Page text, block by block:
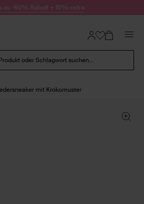
zu -60% Rabatt + 10% extra
oder Schlagwort suchen...
mit Krokomuster